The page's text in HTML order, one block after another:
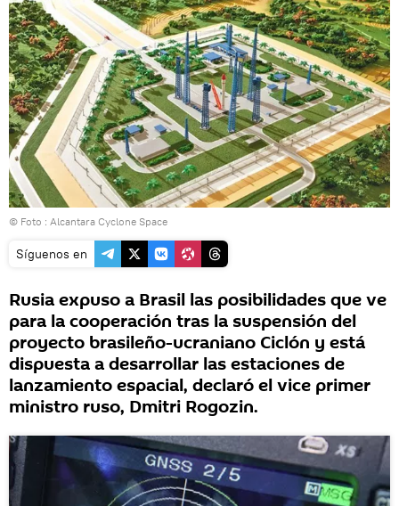
© Foto : Alcantara Cyclone Space
Síguenos en
Rusia expuso a Brasil las posibilidades que ve
para la cooperación tras la suspensión del
proyecto brasileño-ucraniano Ciclón y está
dispuesta a desarrollar las estaciones de
lanzamiento espacial, declaró el vice primer
ministro ruso, Dmitri Rogozin.